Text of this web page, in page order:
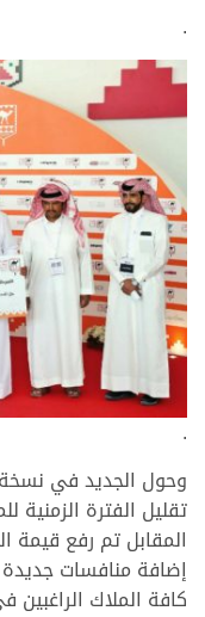
.
.
تقليل الفترة
المقابل تم رفع قيمة
إضافة منافسات
كافة الملاك